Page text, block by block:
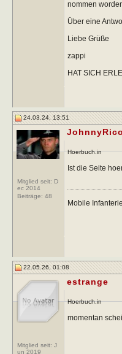
nommen
Über eine
Liebe Grüße
zappi
HAT SICH
24.03.24, 13:51
Mitglied seit: D
ec 2014
Beiträge: 48
JohnnyRico
Hoerbuch.in
Ist die Seite
Mobile
22.05.26, 01:08
Mitglied seit: J
un 2019
estrange
Hoerbuch.in
momentan